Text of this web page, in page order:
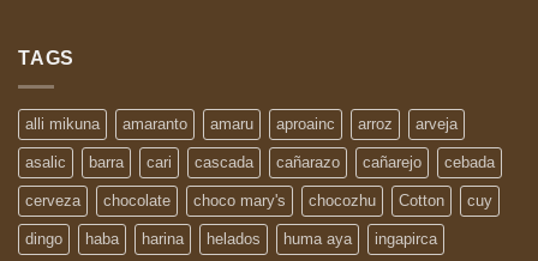
TAGS
alli mikuna amaranto amaru aproainc arroz arveja
asalic barra cari cascada cañarazo cañarejo cebada
cerveza chocolate choco mary's chocozhu Cotton cuy
dingo haba harina helados huma aya ingapirca